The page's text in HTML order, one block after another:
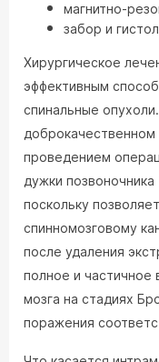
магнитно-
забор и
Хирургическое
эффективным
спинальные
доброкачественном
проведением
дужки
поскольку
спинномозговому
после удаления
полное и частичное
мозга на стадиях
поражения